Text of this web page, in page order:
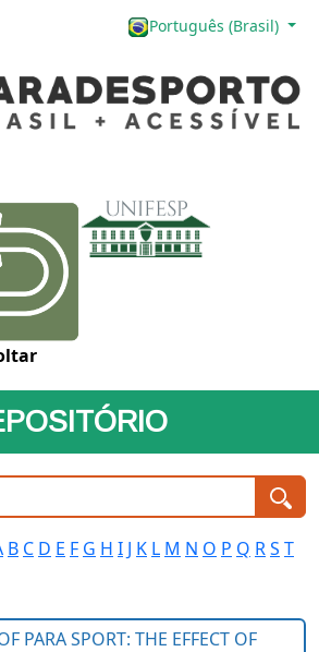
Português (Brasil)
B C D E F G H I J K L M N O P Q RS T